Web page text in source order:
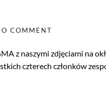
COMMENT
z naszymi zdjęciami na
czterech członków